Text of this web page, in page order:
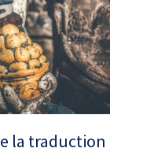
la traduction